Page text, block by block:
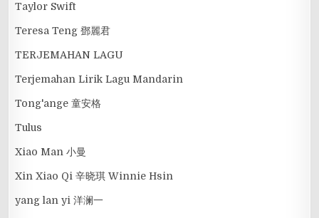
Taylor Swift
Teresa Teng 鄧麗君
TERJEMAHAN LAGU
Terjemahan Lirik Lagu Mandarin
Tong'ange 童安格
Tulus
Xiao Man 小曼
Xin Xiao Qi 辛晓琪 Winnie Hsin
yang lan yi 洋澜一